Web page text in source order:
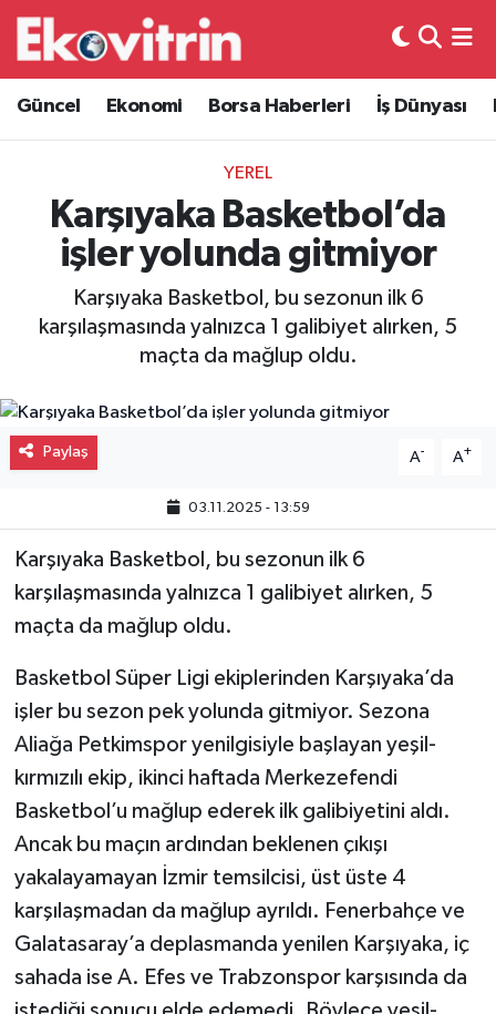
Güncel Ekonomi Borsa Haberleri İş Dünyası
YEREL
Karşıyaka Basketbol’da
işler yolunda gitmiyor
Karşıyaka Basketbol, bu sezonun ilk 6
karşılaşmasında yalnızca 1 galibiyet alırken, 5
maçta da mağlup oldu.
Paylaş A- A+
03.11.2025 - 13:59
Karşıyaka Basketbol, bu sezonun ilk 6
karşılaşmasında yalnızca 1 galibiyet alırken, 5
maçta da mağlup oldu.
Basketbol Süper Ligi ekiplerinden Karşıyaka’da
işler bu sezon pek yolunda gitmiyor. Sezona
Aliağa Petkimspor yenilgisiyle başlayan yeşil-
kırmızılı ekip, ikinci haftada Merkezefendi
Basketbol’u mağlup ederek ilk galibiyetini aldı.
Ancak bu maçın ardından beklenen çıkışı
yakalayamayan İzmir temsilcisi, üst üste 4
karşılaşmadan da mağlup ayrıldı. Fenerbahçe ve
Galatasaray’a deplasmanda yenilen Karşıyaka, iç
sahada ise A. Efes ve Trabzonspor karşısında da
Güncel
Ekonomi
Borsa Haberleri
İş Dünyası
Lojistik
Otovitrin
Asayiş
Gayrimenkul
Spor
Hava Durumu
Trafik Durumu
Süper Lig Puan Durumu ve Fikstür
Tüm Manşetler
Son Dakika Haberleri
Haber Arşivi